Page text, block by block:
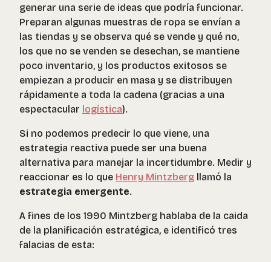
generar una serie de ideas que podría funcionar.
Preparan algunas muestras de ropa se envían a
las tiendas y se observa qué se vende y qué no,
los que no se venden se desechan, se mantiene
poco inventario, y los productos exitosos se
empiezan a producir en masa y se distribuyen
rápidamente a toda la cadena (gracias a una
espectacular logística).
Si no podemos predecir lo que viene, una
estrategia reactiva puede ser una buena
alternativa para manejar la incertidumbre. Medir y
reaccionar es lo que Henry Mintzberg llamó la
estrategia emergente.
A fines de los 1990 Mintzberg hablaba de la caida
de la planificación estratégica, e identificó tres
falacias de esta: